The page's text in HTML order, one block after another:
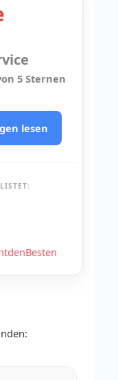
5 Sternen
lesen